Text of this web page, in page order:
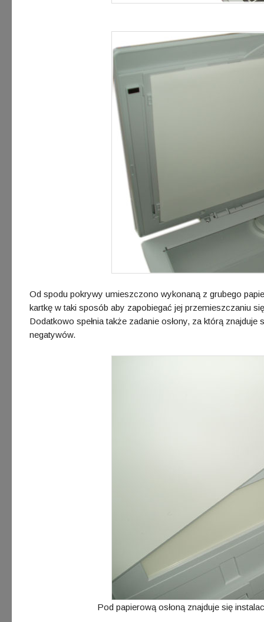
Od spodu pokrywy umieszczono wykonaną z grubego
kartkę w taki sposób aby zapobiegać jej przemieszczaniu
Dodatkowo spełnia także zadanie osłony, za którą
negatywów.
Pod papierową osłoną znajduje się